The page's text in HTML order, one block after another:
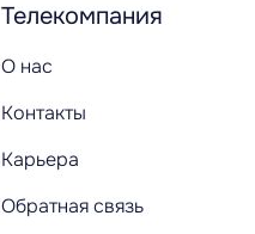
Телекомпания
О нас
Контакты
Карьера
Обратная связь